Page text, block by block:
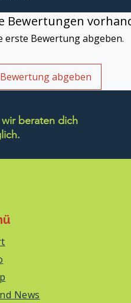
Bewertungen
erste Bewertung abgeben.
Bewertung abgeben
wir beraten dich
News